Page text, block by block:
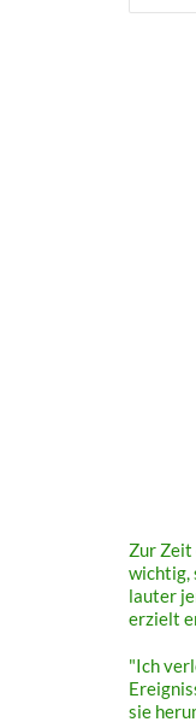
Zur Zeit
wichtig,
lauter
erzielt
"Ich
sie